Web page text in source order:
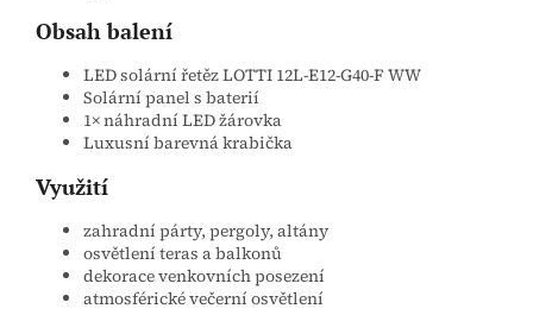
Obsah balení
LED solární řetěz LOTTI 12L‑E12‑G40‑F WW
Solární panel s baterií
1× náhradní LED žárovka
Luxusní barevná krabička
Využití
zahradní párty, pergoly, altány
osvětlení teras a balkonů
dekorace venkovních posezení
atmosférické večerní osvětlení